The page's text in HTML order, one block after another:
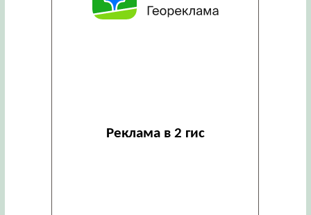
Реклама в 2 гис